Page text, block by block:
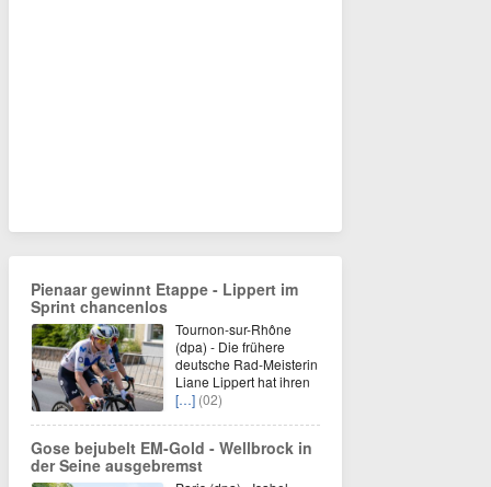
Pienaar gewinnt Etappe - Lippert im
Sprint chancenlos
Tournon-sur-Rhône
(dpa) - Die frühere
deutsche Rad-Meisterin
Liane Lippert hat ihren
[…] (02)
Gose bejubelt EM-Gold - Wellbrock in
der Seine ausgebremst